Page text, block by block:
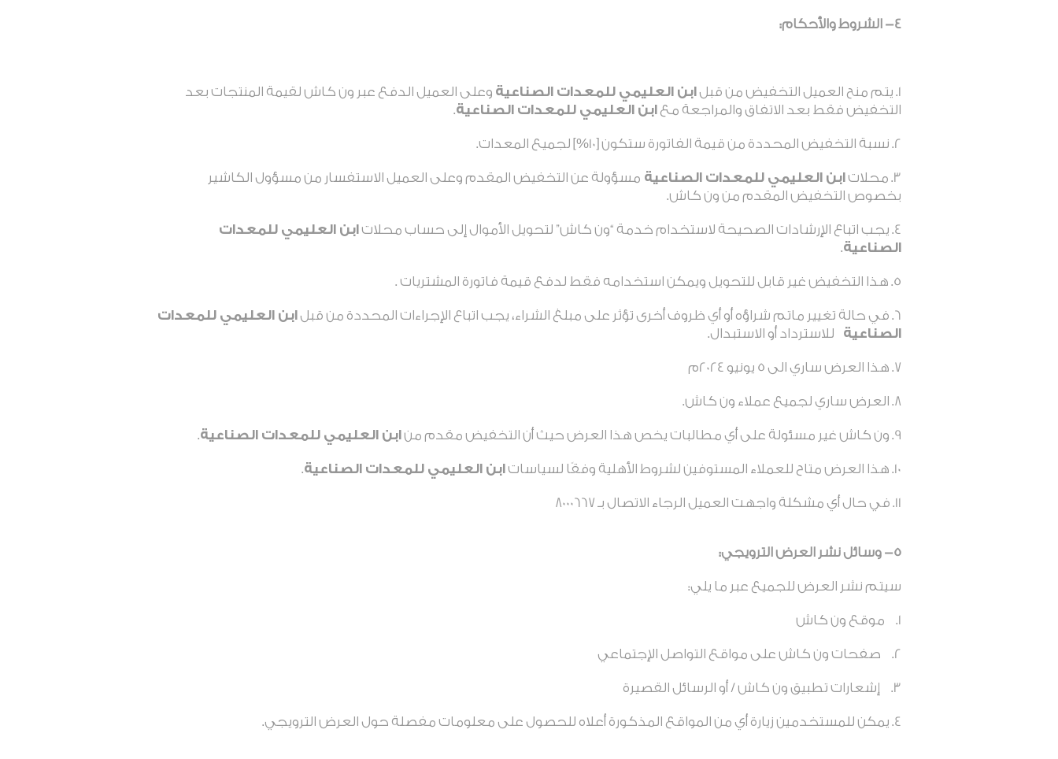
4- الشروط والأحكام:
يتم منح العميل التخفيض من قبلابن العليمي للمعدات الصناعية وعلى العميل الدفع عبر ون كاش لقيمة المنتجات بعد
التخفيض فقط بعد الاتفاق والمراجعة معابن العليمي للمعدات الصناعية.
نسبة التخفيض المحددة من قيمة الفاتورة ستكون [10%] لجميع المعدات.
محلاتابن العليمي للمعدات الصناعية مسؤولة عن التخفيض المقدم وعلى العميل الاستفسار من مسؤول الكاشير
بخصوص التخفيض المقدم من ون كاش.
يجب اتباع الإرشادات الصحيحة لاستخدام خدمة “ون كاش” لتحويل الأموال إلى حساب محلاتابن العليمي للمعدات
الصناعية.
هذا التخفيض غير قابل للتحويل ويمكن استخدامه فقط لدفع قيمة فاتورة المشتريات .
في حالة تغيير ماتم شراؤه أو أي ظروف أخرى تؤثر على مبلغ الشراء، يجب اتباع الإجراءات المحددة من قبلابن العليمي للمعدات
الصناعية
للاسترداد أو الاستبدال.
هذا العرض ساري الى 5 يونيو 2024م
العرض ساري لجميع عملاء ون كاش.
ون كاش غير مسئولة على أي مطالبات يخص هذا العرض حيث أن التخفيض مقدم منابن العليمي للمعدات الصناعية.
هذا العرض متاح للعملاء المستوفين لشروط الأهلية وفقًا لسياساتابن العليمي للمعدات الصناعية.
في حال أي مشكلة واجهت العميل الرجاء الاتصال بـ 8000667
5- وسائل نشر العرض الترويجي:
سيتم نشر العرض للجميع عبر ما يلي:
موقع ون كاش
صفحات ون كاش على مواقع التواصل الإجتماعي
إشعارات تطبيق ون كاش / أو الرسائل القصيرة
يمكن للمستخدمين زيارة أي من المواقع المذكورة أعلاه للحصول على معلومات مفصلة حول العرض الترويجي.